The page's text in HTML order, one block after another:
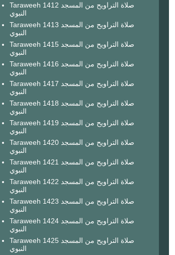
Taraweeh 1412 صلاة التراويح من المسجد
النبوي
Taraweeh 1413 صلاة التراويح من المسجد
النبوي
Taraweeh 1415 صلاة التراويح من المسجد
النبوي
Taraweeh 1416 صلاة التراويح من المسجد
النبوي
Taraweeh 1417 صلاة التراويح من المسجد
النبوي
Taraweeh 1418 صلاة التراويح من المسجد
النبوي
Taraweeh 1419 صلاة التراويح من المسجد
النبوي
Taraweeh 1420 صلاة التراويح من المسجد
النبوي
Taraweeh 1421 صلاة التراويح من المسجد
النبوي
Taraweeh 1422 صلاة التراويح من المسجد
النبوي
Taraweeh 1423 صلاة التراويح من المسجد
النبوي
Taraweeh 1424 صلاة التراويح من المسجد
النبوي
Taraweeh 1425 صلاة التراويح من المسجد
النبوي